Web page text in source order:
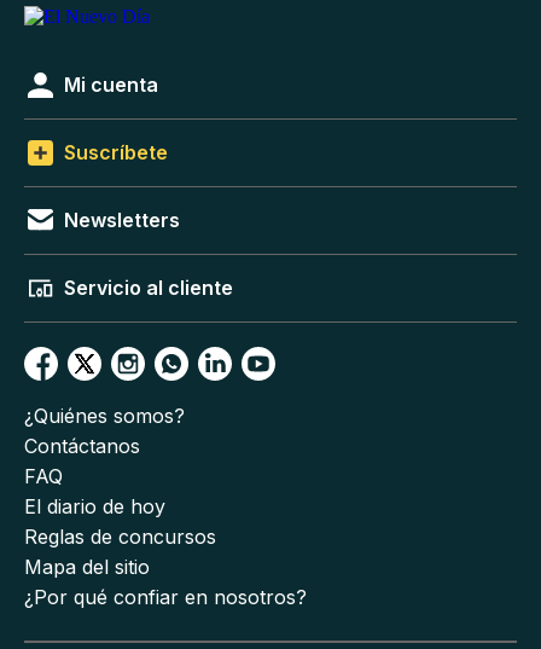
Mi cuenta
Suscríbete
Newsletters
Servicio al cliente
¿Quiénes somos?
Contáctanos
FAQ
El diario de hoy
Reglas de concursos
Mapa del sitio
¿Por qué confiar en nosotros?